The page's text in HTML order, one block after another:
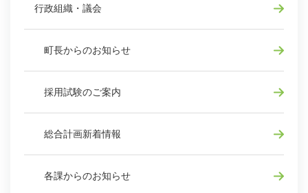
行政組織・議会
町長からのお知らせ
採用試験のご案内
総合計画新着情報
各課からのお知らせ